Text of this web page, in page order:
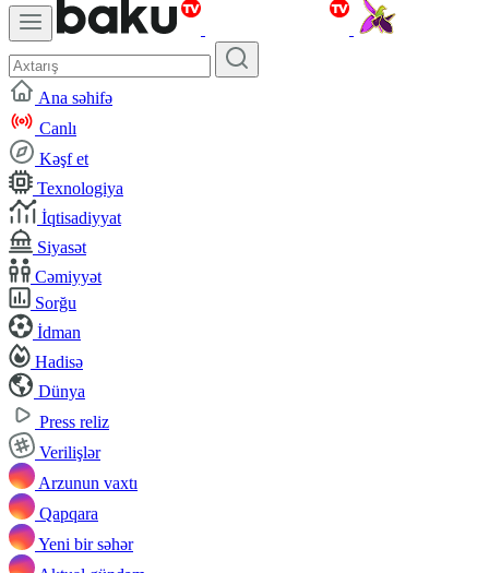
Ana səhifə
Canlı
Kəşf et
Texnologiya
İqtisadiyyat
Siyasət
Cəmiyyət
Sorğu
İdman
Hadisə
Dünya
Press reliz
Verilişlər
Arzunun vaxtı
Qapqara
Yeni bir səhər